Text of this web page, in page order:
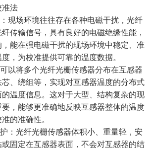
准法
现场环境往往存在各种电磁干扰，光纤
传输信号，具有良好的电磁绝缘性能，
能在强电磁干扰的现场环境中稳定、准
，为校准提供可靠的温度数据。
以将多个光纤光栅传感器分布在互感器
、绕组等，实现对互感器温度的分布式
温度信息。这对于大型、结构复杂的现
，能够更准确地反映互感器整体的温度
的准确性。
：光纤光栅传感器体积小、重量轻，安
固定在互感器表面，不会对互感器的结